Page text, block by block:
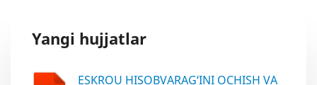
Yangi hujjatlar
ESKROU HISOBVARAG‘INI OCHISH VA